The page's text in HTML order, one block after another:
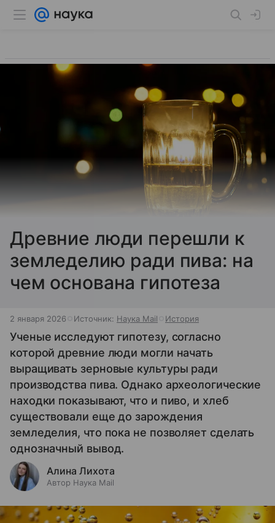
Древние люди перешли к
земледелию ради пива: на
чем основана гипотеза
2 января 2026 Источник: Наука Mail История
Ученые исследуют гипотезу, согласно
которой древние люди могли начать
выращивать зерновые культуры ради
производства пива. Однако археологические
находки показывают, что и пиво, и хлеб
существовали еще до зарождения
земледелия, что пока не позволяет сделать
однозначный вывод.
Алина Лихота
Автор Наука Mail